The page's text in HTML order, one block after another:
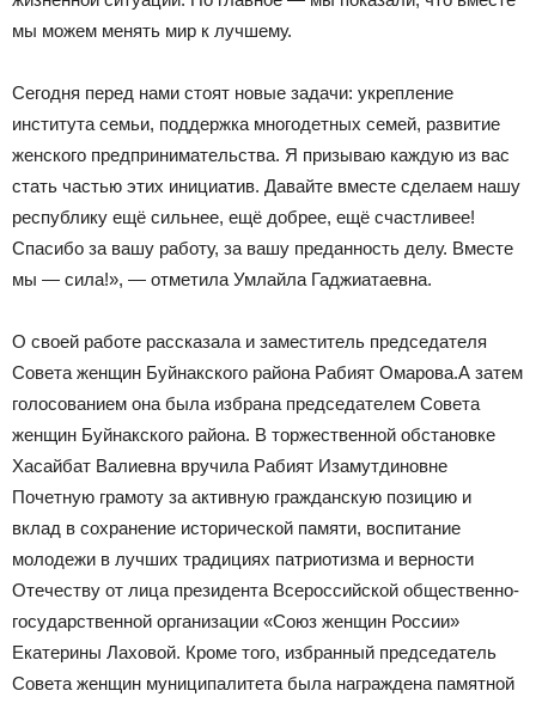
мы можем менять мир к лучшему.
Сегодня перед нами стоят новые задачи: укрепление
института семьи, поддержка многодетных семей, развитие
женского предпринимательства. Я призываю каждую из вас
стать частью этих инициатив. Давайте вместе сделаем нашу
республику ещё сильнее, ещё добрее, ещё счастливее!
Спасибо за вашу работу, за вашу преданность делу. Вместе
мы — сила!», — отметила Умлайла Гаджиатаевна.
О своей работе рассказала и заместитель председателя
Совета женщин Буйнакского района Рабият Омарова.А затем
голосованием она была избрана председателем Совета
женщин Буйнакского района. В торжественной обстановке
Хасайбат Валиевна вручила Рабият Изамутдиновне
Почетную грамоту за активную гражданскую позицию и
вклад в сохранение исторической памяти, воспитание
молодежи в лучших традициях патриотизма и верности
Отечеству от лица президента Всероссийской общественно-
государственной организации «Союз женщин России»
Екатерины Лаховой. Кроме того, избранный председатель
Совета женщин муниципалитета была награждена памятной